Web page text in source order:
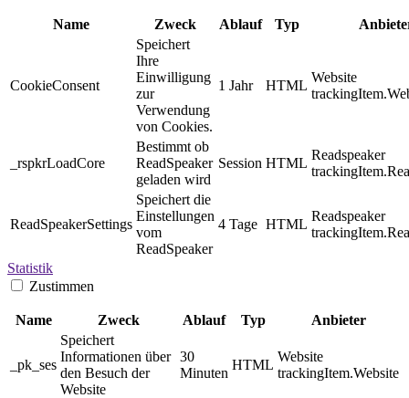
Name Zweck Ablauf Typ
CookieConsent
Speichert
Ihre
Einwilligung
zur
Verwendung
von Cookies.
1 Jahr HTML
Website
_rspkrLoadCore
Bestimmt ob
ReadSpeaker
geladen wird
Session HTML
Readspeaker
ReadSpeakerSettings
Speichert die
Einstellungen
vom
ReadSpeaker
4 Tage HTML
Readspeaker
Statistik
Zustimmen
Name Zweck Ablauf Typ Anbieter
_pk_ses
Speichert
Informationen über
den Besuch der
Website
30
Minuten
HTML
Website
trackingItem.Website